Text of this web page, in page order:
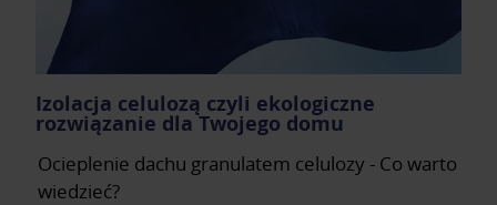
Izolacja celulozą czyli ekologiczne
rozwiązanie dla Twojego domu
Ocieplenie dachu granulatem celulozy - Co warto
wiedzieć?